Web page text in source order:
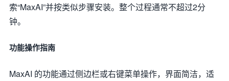
索“MaxAI”并按类似步骤安装。整个过程通常不超过2分
钟。
功能操作指南
MaxAI 的功能通过侧边栏或右键菜单操作，界面简洁，适